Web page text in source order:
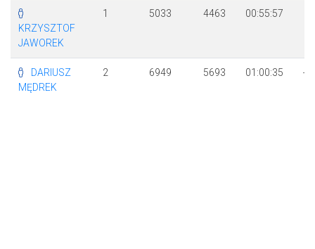
KRZYSZTOF
JAWOREK
1 5033 4463 00:55:57
DARIUSZ
MĘDREK
2 6949 5693 01:00:35
+